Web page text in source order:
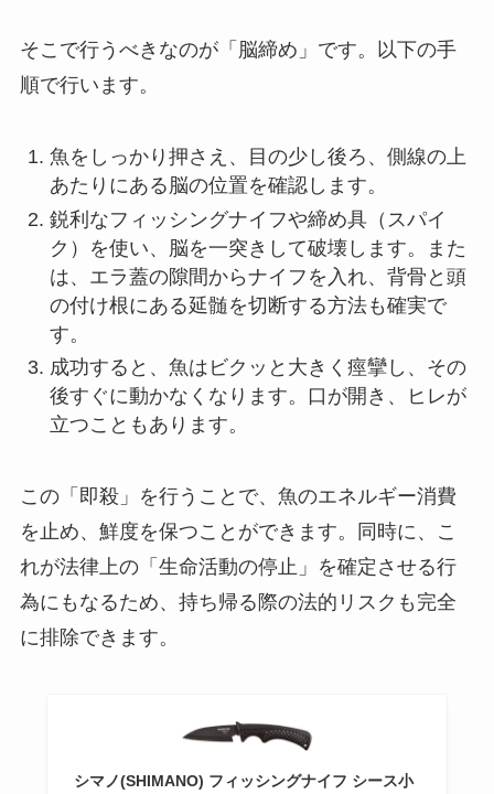
そこで行うべきなのが「脳締め」です。以下の手
順で行います。
魚をしっかり押さえ、目の少し後ろ、側線の上
あたりにある脳の位置を確認します。
鋭利なフィッシングナイフや締め具（スパイ
ク）を使い、脳を一突きして破壊します。また
は、エラ蓋の隙間からナイフを入れ、背骨と頭
の付け根にある延髄を切断する方法も確実で
す。
成功すると、魚はビクッと大きく痙攣し、その
後すぐに動かなくなります。口が開き、ヒレが
立つこともあります。
この「即殺」を行うことで、魚のエネルギー消費
を止め、鮮度を保つことができます。同時に、こ
れが法律上の「生命活動の停止」を確定させる行
為にもなるため、持ち帰る際の法的リスクも完全
に排除できます。
シマノ(SHIMANO) フィッシングナイフ シース小